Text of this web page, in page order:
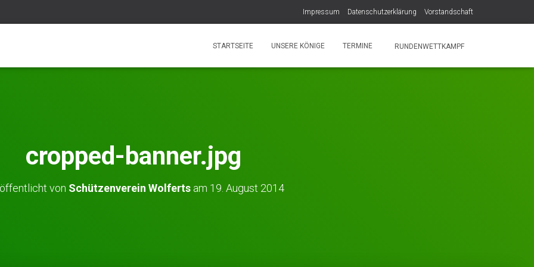
Impressum Datenschutzerklärung Vorstandschaft
STARTSEITE UNSERE KÖNIGE TERMINE RUNDENWETTKAMPF
cropped-banner.jpg
von Schützenverein Wolfertsam 19. August 2014